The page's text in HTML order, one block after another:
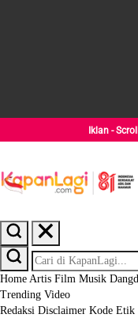
Iklan -
Home Artis Film Musik
Trending Video
Redaksi Disclaimer Kode Etik